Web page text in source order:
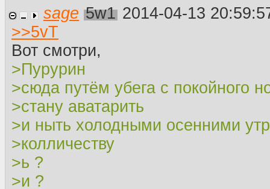
sage 5w1 2014-04-13
>>5vT
Вот смотри,
>Пурурин
>сюда путём убега с покойного
>стану аватарить
>и ныть холодными осенними
>колличеству
>ь ?
>и ?